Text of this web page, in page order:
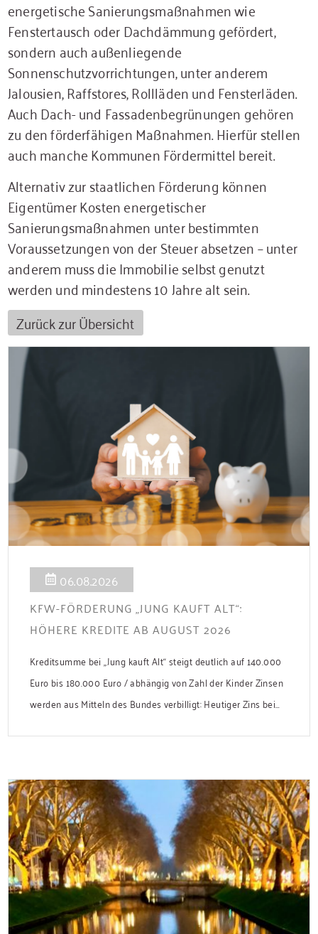
energetische Sanierungsmaßnahmen wie
Fenstertausch oder Dachdämmung gefördert,
sondern auch außenliegende
Sonnenschutzvorrichtungen, unter anderem
Jalousien, Raffstores, Rollläden und Fensterläden.
Auch Dach- und Fassadenbegrünungen gehören
zu den förderfähigen Maßnahmen. Hierfür stellen
auch manche Kommunen Fördermittel bereit.
Alternativ zur staatlichen Förderung können
Eigentümer Kosten energetischer
Sanierungsmaßnahmen unter bestimmten
Voraussetzungen von der Steuer absetzen – unter
anderem muss die Immobilie selbst genutzt
werden und mindestens 10 Jahre alt sein.
Zurück zur Übersicht
06.08.2026
KFW-FÖRDERUNG „JUNG KAUFT ALT“:
HÖHERE KREDITE AB AUGUST 2026
Kreditsumme bei „Jung kauft Alt“ steigt deutlich auf 140.000
Euro bis 180.000 Euro / abhängig von Zahl der Kinder Zinsen
werden aus Mitteln des Bundes verbilligt: Heutiger Zins bei
Förderzusage / Sanierung in Einzelmaßnahmen […]